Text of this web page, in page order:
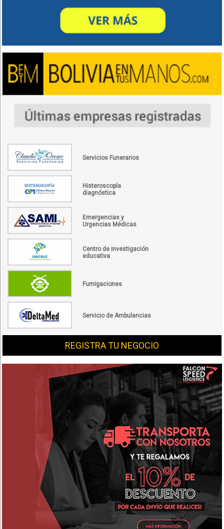
Servicios Funerarios
Histeroscopía
diagnóstica
Emergencias y
Urgencias Médicas
Centro de investigación
educativa
Fumigaciones
Servicio de Ambulancias
REGISTRA TU NEGOCIO